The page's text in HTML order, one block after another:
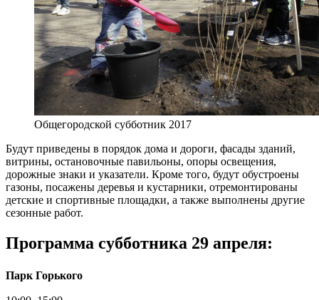
Общегородской субботник 2017
Будут приведены в порядок дома и дороги, фасады зданий,
витрины, остановочные павильоны, опоры освещения,
дорожные знаки и указатели. Кроме того, будут обустроены
газоны, посажены деревья и кустарники, отремонтированы
детские и спортивные площадки, а также выполнены другие
сезонные работ.
Программа субботника 29 апреля:
Парк Горького